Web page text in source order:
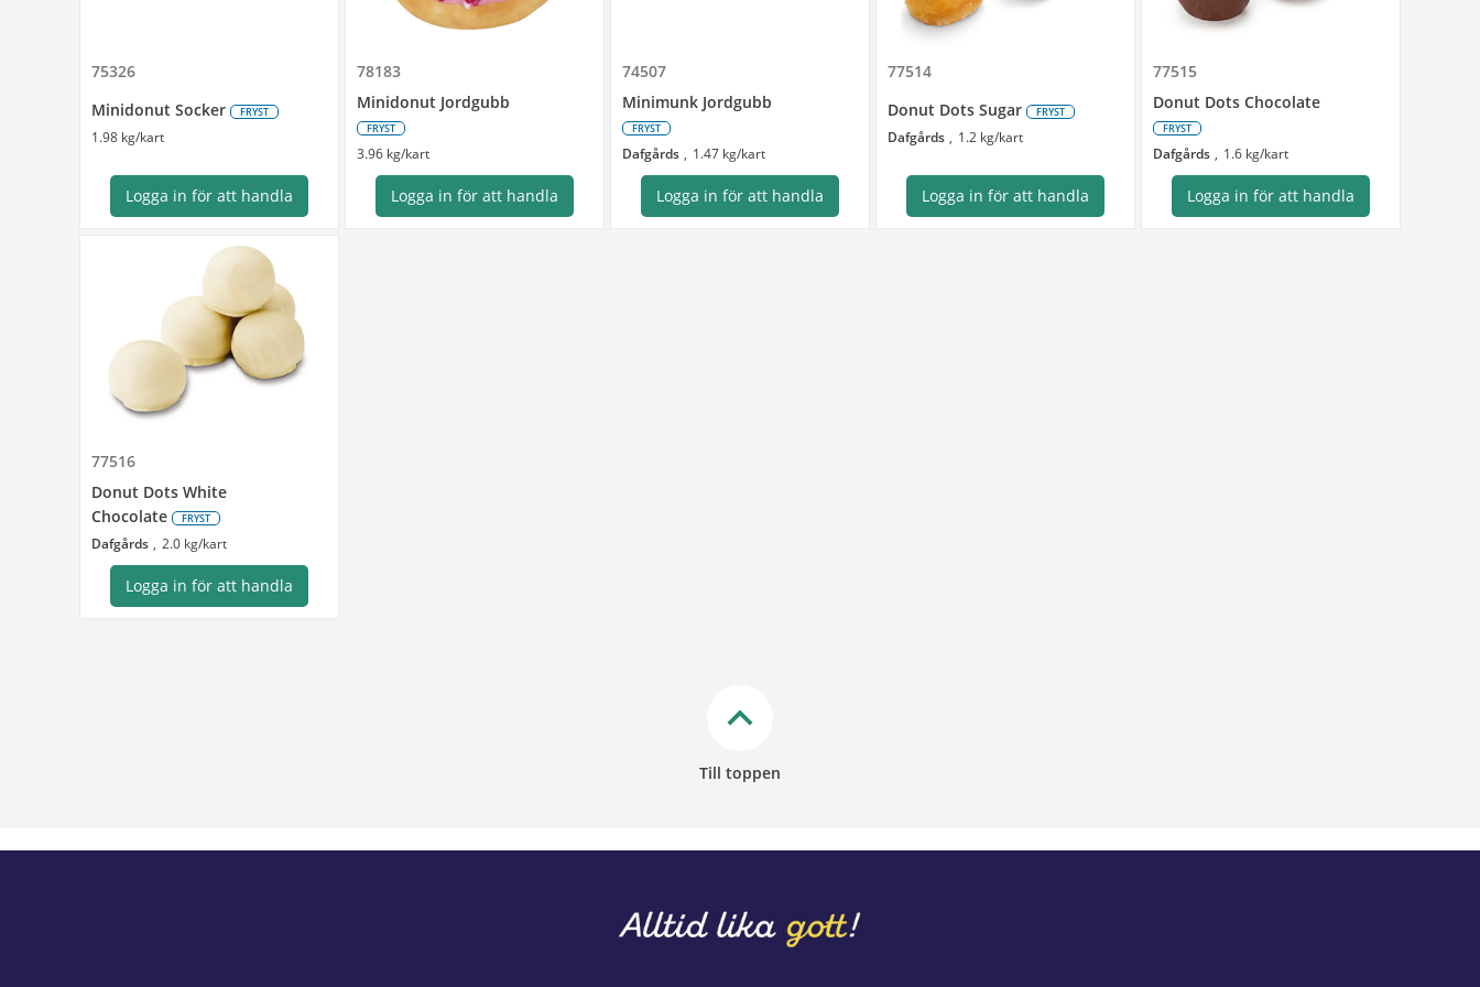
75326
Minidonut Socker
FRYST
1.98 kg/kart
Logga in för att handla
78183
Minidonut Jordgubb
FRYST
3.96 kg/kart
Logga in för att handla
74507
Minimunk Jordgubb
FRYST
Dafgårds 1.47 kg/kart
Logga in för att handla
77514
Donut Dots Sugar
FRYST
Dafgårds 1.2 kg/kart
Logga in för att handla
77515
Donut Dots Chocolate
FRYST
Dafgårds 1.6 kg/kart
Logga in för att handla
77516
Donut Dots White
Chocolate
FRYST
Dafgårds 2.0 kg/kart
Logga in för att handla
keyboard_arrow_up
Till toppen